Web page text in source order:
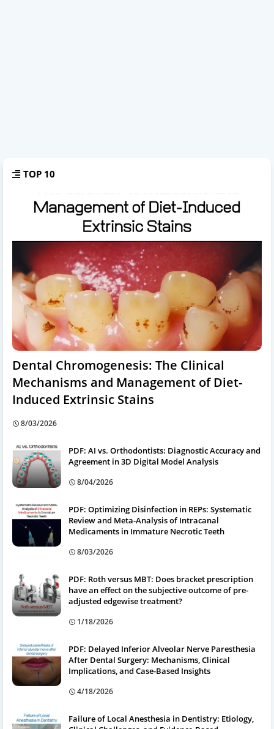
TOP 10
Dental Chromogenesis: The Clinical
Mechanisms and Management of Diet-
Induced Extrinsic Stains
8/03/2026
PDF: AI vs. Orthodontists: Diagnostic Accuracy and
Agreement in 3D Digital Model Analysis
8/04/2026
PDF: Optimizing Disinfection in REPs: Systematic
Review and Meta-Analysis of Intracanal
Medicaments in Immature Necrotic Teeth
8/03/2026
PDF: Roth versus MBT: Does bracket prescription
have an effect on the subjective outcome of pre-
adjusted edgewise treatment?
1/18/2026
PDF: Delayed Inferior Alveolar Nerve Paresthesia
After Dental Surgery: Mechanisms, Clinical
Implications, and Case-Based Insights
4/18/2026
Failure of Local Anesthesia in Dentistry: Etiology,